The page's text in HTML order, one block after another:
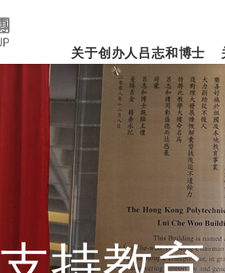
关于创办人吕志和博士
事业里程
集团简介
创办人吕志和博士简介
管理层
业务概览
企业社会责任
乐助社群
环境保护
支持教育
推广文康
关怀员工
嘉华国际集团有限公司
（股份代号：00173）
银河娱乐集团有限公司
（股份代号：00027）
投资者联系
企业文化
工作与生活平衡
职位空缺
深切怀念吕志和
博士 - 消息发布
「一嘉人」专栏
新闻稿
《嘉天下通讯》
及专题故事
影片库
新闻焦点
2026年3月
嘉华国际
业绩业务维
更多内容